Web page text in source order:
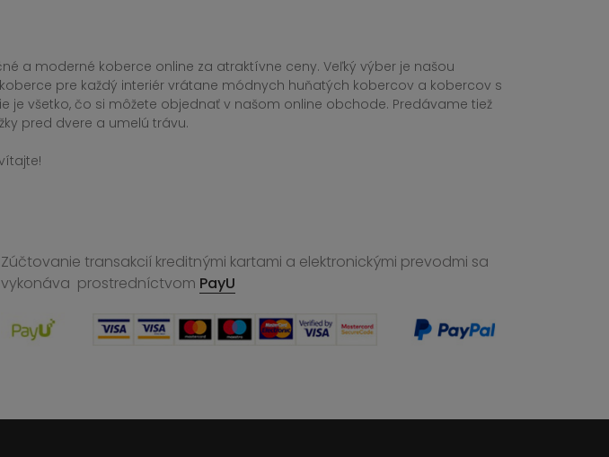
a moderné koberce online za atraktívne ceny. Veľký výber je našou
pre každý interiér vrátane módnych huňatých kobercov a kobercov s
je všetko, čo si môžete objednať v našom online obchode. Predávame tiež
pred dvere a umelú trávu.
Zúčtovanie transakcií kreditnými kartami a elektronickými prevodmi sa
vykonáva prostredníctvom PayU